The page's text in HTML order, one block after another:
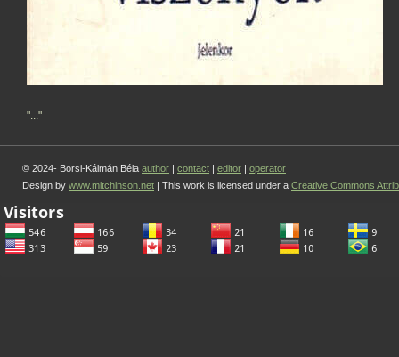
"..."
© 2024- Borsi-Kálmán Béla author | contact | editor | operator
Design by www.mitchinson.net | This work is licensed under a Creative Commons